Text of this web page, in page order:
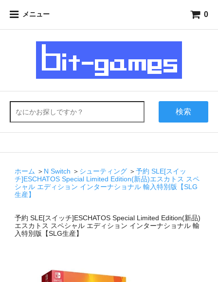
メニュー 0
検索
ホーム ＞ N Switch ＞ シューティング ＞予約 SLE[スイッ
チ]ESCHATOS Special Limited Edition(新品)エスカトス スペ
シャル エディション インターナショナル 輸入特別版【SLG
生産】
予約 SLE[スイッチ]ESCHATOS Special Limited Edition(新品)
エスカトス スペシャル エディション インターナショナル 輸
入特別版【SLG生産】